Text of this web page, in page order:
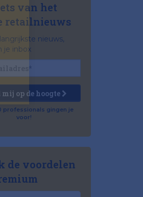
van het
retailnieuws
nieuws,
je inbox
mij op de hoogte
professionals gingen je
voor!
de voordelen